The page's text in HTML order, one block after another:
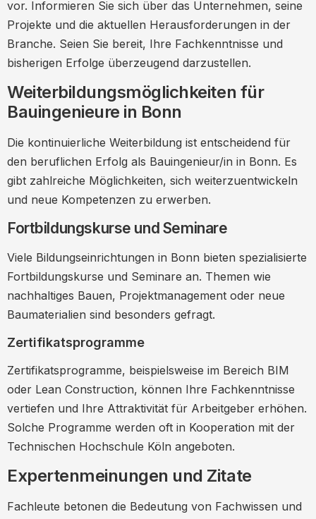
vor. Informieren Sie sich über das Unternehmen, seine
Projekte und die aktuellen Herausforderungen in der
Branche. Seien Sie bereit, Ihre Fachkenntnisse und
bisherigen Erfolge überzeugend darzustellen.
Weiterbildungsmöglichkeiten für
Bauingenieure in Bonn
Die kontinuierliche Weiterbildung ist entscheidend für
den beruflichen Erfolg als Bauingenieur/in in Bonn. Es
gibt zahlreiche Möglichkeiten, sich weiterzuentwickeln
und neue Kompetenzen zu erwerben.
Fortbildungskurse und Seminare
Viele Bildungseinrichtungen in Bonn bieten spezialisierte
Fortbildungskurse und Seminare an. Themen wie
nachhaltiges Bauen, Projektmanagement oder neue
Baumaterialien sind besonders gefragt.
Zertifikatsprogramme
Zertifikatsprogramme, beispielsweise im Bereich BIM
oder Lean Construction, können Ihre Fachkenntnisse
vertiefen und Ihre Attraktivität für Arbeitgeber erhöhen.
Solche Programme werden oft in Kooperation mit der
Technischen Hochschule Köln angeboten.
Expertenmeinungen und Zitate
Fachleute betonen die Bedeutung von Fachwissen und